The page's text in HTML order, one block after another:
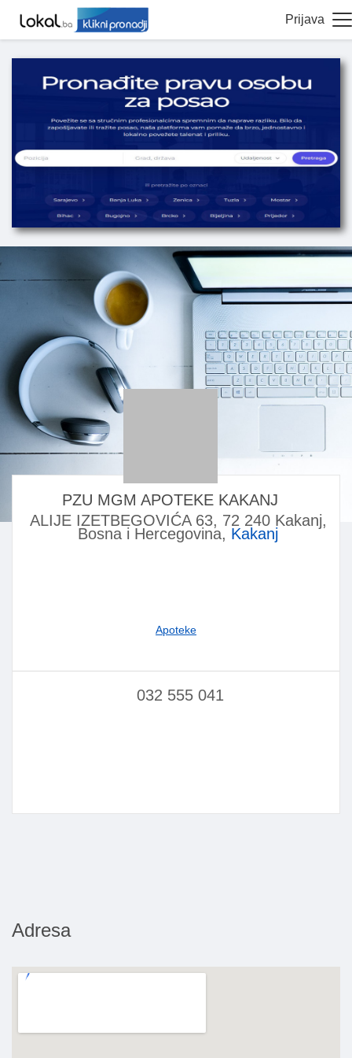
Prijava
PZU MGM APOTEKE KAKANJ
ALIJE IZETBEGOVIĆA 63, 72 240 Kakanj,
Bosna i Hercegovina, Kakanj
Apoteke
032 555 041
Adresa